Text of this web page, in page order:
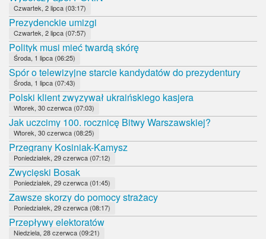
Czwartek, 2 lipca (03:17)
Prezydenckie umizgi
Czwartek, 2 lipca (07:57)
Polityk musi mieć twardą skórę
Środa, 1 lipca (06:25)
Spór o telewizyjne starcie kandydatów do prezydentury
Środa, 1 lipca (07:43)
Polski klient zwyzywał ukraińskiego kasjera
Wtorek, 30 czerwca (07:03)
Jak uczcimy 100. rocznicę Bitwy Warszawskiej?
Wtorek, 30 czerwca (08:25)
Przegrany Kosiniak-Kamysz
Poniedziałek, 29 czerwca (07:12)
Zwycięski Bosak
Poniedziałek, 29 czerwca (01:45)
Zawsze skorzy do pomocy strażacy
Poniedziałek, 29 czerwca (08:17)
Przepływy elektoratów
Niedziela, 28 czerwca (09:21)